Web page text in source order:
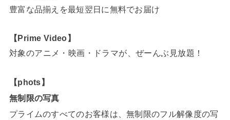
豊富な品揃えを最短翌日に無料でお届け
【Prime Video】
対象のアニメ・映画・ドラマが、ぜーんぶ見放題！
【phots】
無制限の写真
プライムのすべてのお客様は、無制限のフル解像度の写